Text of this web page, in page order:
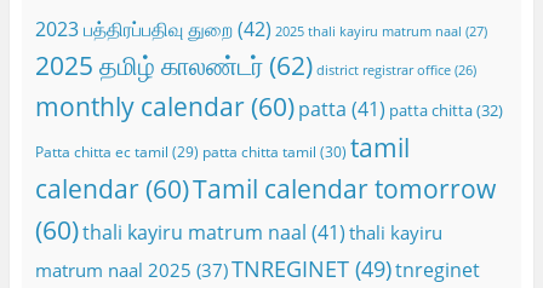
2023 பத்திரப்பதிவு துறை(42) 2025 thali kayiru matrum naal (27)
2025 தமிழ் காலண்டர்(62) district registrar office(26)
monthly calendar(60) patta (41) patta chitta(32)
Patta chitta ec tamil (29) patta chitta tamil (30) tamil
calendar(60)Tamil calendar tomorrow
(60)thali kayiru matrum naal (41) thali kayiru
matrum naal 2025 (37)TNREGINET(49)tnreginet